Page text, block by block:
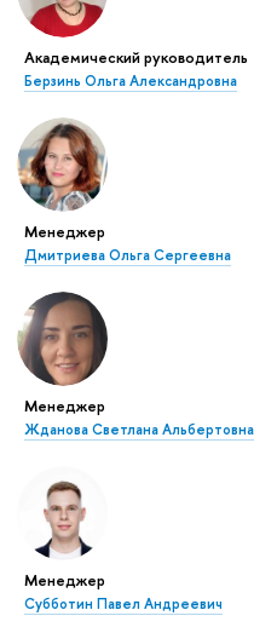
Академический руководитель
Берзинь Ольга Александровна
Менеджер
Дмитриева Ольга Сергеевна
Менеджер
Жданова Светлана Альбертовна
Менеджер
Субботин Павел Андреевич